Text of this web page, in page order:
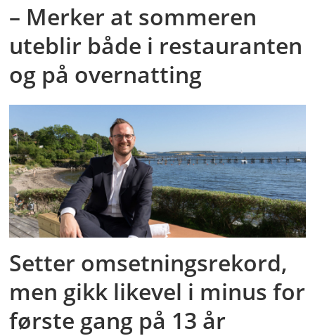
– Merker at sommeren
uteblir både i restauranten
og på overnatting
Setter omsetningsrekord,
men gikk likevel i minus for
første gang på 13 år